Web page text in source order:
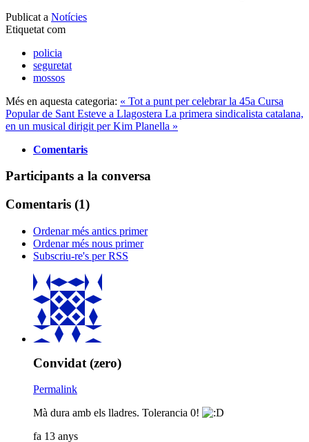
Publicat a Notícies
Etiquetat com
policia
seguretat
mossos
Més en aquesta categoria: « Tot a punt per celebrar la 45a Cursa
Popular de Sant Esteve a Llagostera La primera sindicalista catalana,
en un musical dirigit per Kim Planella »
Comentaris
Participants a la conversa
Comentaris (1)
Ordenar més antics primer
Ordenar més nous primer
Subscriu-re's per RSS
Convidat (zero)
Permalink
Mà dura amb els lladres. Tolerancia 0!
fa 13 anys